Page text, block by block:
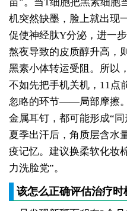
苗”。当T细胞把黑素细胞
机突然缺墨，脸上就出现
促使神经肽Y分泌，进一
熬夜导致的皮质醇升高，
黑素小体转运受阻。所以
不如先把手机关机，11点
忽略的环节——局部摩擦
金属耳钉，都可能形成“
夏季出汗后，角质层含水
疫记忆。建议换柔软化妆
力洗脸党”。
该怎么正确评估治疗时